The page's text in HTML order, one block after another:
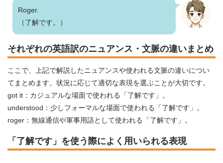
Roger.
（了解です。）
それぞれの英語訳のニュアンス・文脈の違いまとめ
ここで、上記で解説したニュアンスや使われる文脈の違いについ
てまとめます。状況に応じて適切な表現を選ぶことが大切です。
got it：カジュアルな場面で使われる「了解です」。
understood：少しフォーマルな場面で使われる「了解です」。
roger：無線通信や軍事用語として使われる「了解です」。
「了解です」を使う際によく用いられる表現